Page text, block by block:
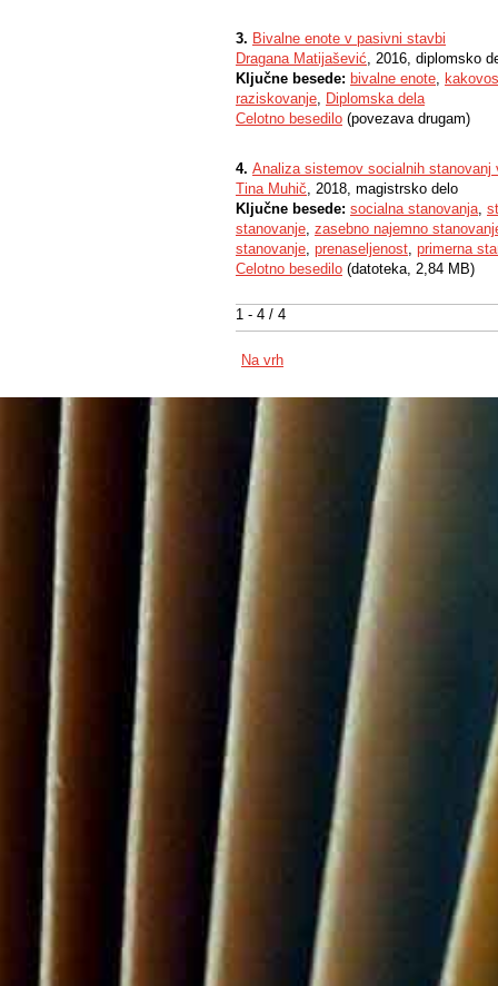
1 - 4 / 4
3. Bivalne enote v pasivni stavbi
Dragana Matijašević, 2016, diplomsko
Ključne besede: bivalne enote,
raziskovanje, Diplomska dela
Celotno besedilo (povezava drugam)
4. Analiza sistemov socialnih stanovanj
Tina Muhič, 2018, magistrsko delo
Ključne besede: socialna stanovanja,
stanovanje, zasebno najemno
stanovanje, prenaseljenost, primerna
Celotno besedilo (datoteka, 2,84 MB)
Na vrh